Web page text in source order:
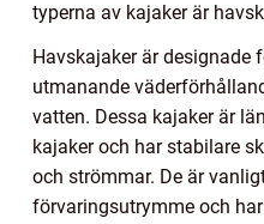
typerna av kajaker är
Havskajaker är designade
utmanande
vatten. Dessa kajaker är
kajaker och har stabilare
och strömmar. De är
förvaringsutrymme och